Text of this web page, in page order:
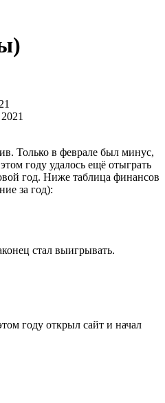
Только в феврале был минус,
году удалось ещё отыграть
год. Ниже таблица финансов
за год):
стал выигрывать.
году открыл сайт и начал